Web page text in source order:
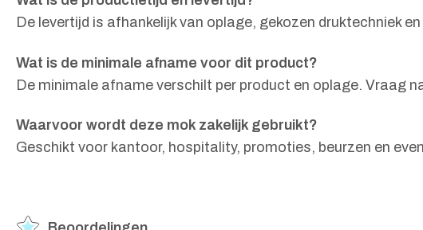
De levertijd is afhankelijk van oplage, gekozen druktechniek
Wat is de minimale afname voor dit product?
De minimale afname verschilt per product en oplage. Vraag
Waarvoor wordt deze mok zakelijk gebruikt?
Geschikt voor kantoor, hospitality, promoties, beurzen en